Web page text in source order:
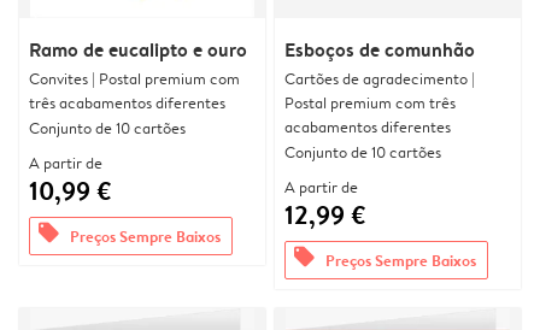
Ramo de eucalipto e ouro
Convites | Postal premium com
três acabamentos diferentes
Conjunto de 10 cartões
A partir de
10,99 €
offers Preços Sempre Baixos
Esboços de comunhão
Cartões de agradecimento |
Postal premium com três
acabamentos diferentes
Conjunto de 10 cartões
A partir de
12,99 €
offers Preços Sempre Baixos